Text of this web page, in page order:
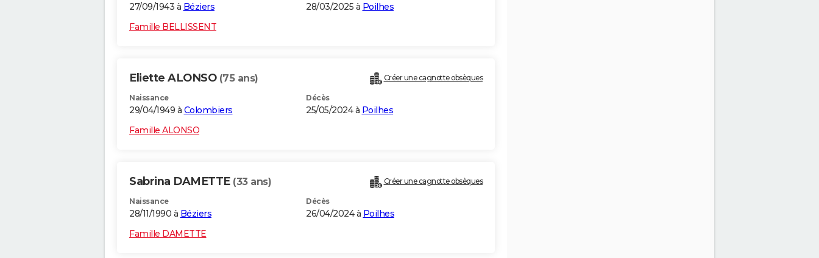
27/09/1943 à Béziers 28/03/2025 à Poilhes
Famille BELLISSENT
Eliette ALONSO (75 ans) Créer une cagnotte obsèques
Naissance
29/04/1949 à Colombiers
Décès
25/05/2024 à Poilhes
Famille ALONSO
Sabrina DAMETTE (33 ans) Créer une cagnotte obsèques
Naissance
28/11/1990 à Béziers
Décès
26/04/2024 à Poilhes
Famille DAMETTE